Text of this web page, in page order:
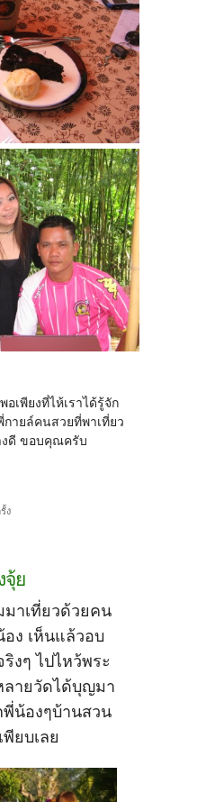
เพียงที่ไห้เราได้รู้จัก
ายล์คนสวยที่พาเที่ยว
งดี ขอบคุณครับ
ง
จุ้ย
มาเที่ยวด้วยคน
อง เห็นแล้วอบ
งๆ ไปไหว้พระ
ลายวัดได้บุญมา
พี่น้องๆบ้านสวน
พียบเลย